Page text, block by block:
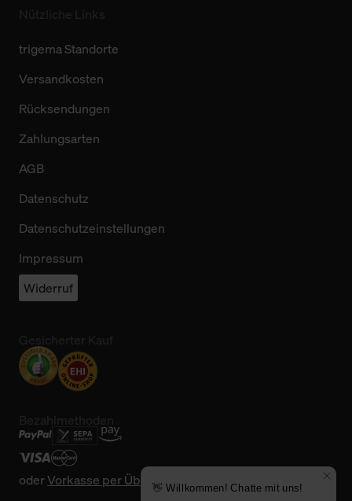
trigema Standorte
Versandkosten
Rücksendungen
Zahlungsarten
AGB
Datenschutz
Datenschutzeinstellungen
Impressum
Widerruf
oderVorkasse per Überweisung